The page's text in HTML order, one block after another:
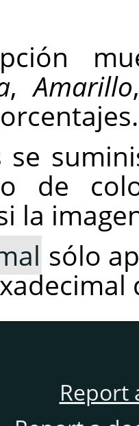
,Amarillo
se
de
la
sólo
Report